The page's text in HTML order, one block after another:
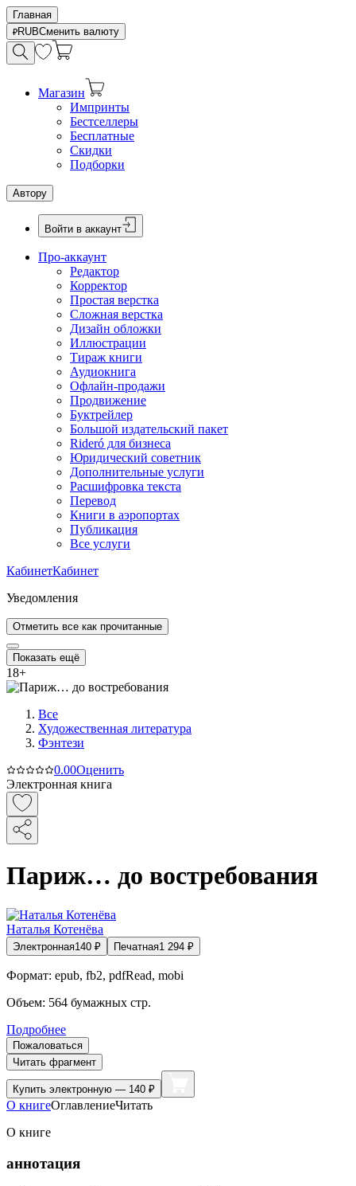
Главная
RUBСменить валюту
Магазин
Импринты
Бестселлеры
Бесплатные
Скидки
Подборки
Автору
Войти в аккаунт
Про-аккаунт
Редактор
Корректор
Простая верстка
Сложная верстка
Дизайн обложки
Иллюстрации
Тираж книги
Аудиокнига
Офлайн-продажи
Продвижение
Буктрейлер
Большой издательский пакет
Rideró для бизнеса
Юридический советник
Дополнительные услуги
Расшифровка текста
Перевод
Книги в аэропортах
Публикация
Все услуги
КабинетКабинет
Уведомления
Отметить все как прочитанные
Показать ещё
18+
Все
Художественная литература
Фэнтези
0.00Оценить
Электронная книга
Париж… до востребования
Наталья Котенёва
Электронная140 ₽ Печатная1 294 ₽
Формат: epub, fb2, pdfRead, mobi
Объем: 564 бумажных стр.
Подробнее
Пожаловаться
Читать фрагмент
Купить электронную — 140 ₽
О книгеОглавлениеЧитать
О книге
аннотация